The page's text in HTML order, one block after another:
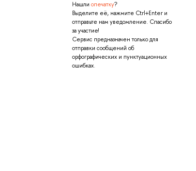
Нашли опечатку?
Выделите её, нажмите Ctrl+Enter и
отправьте нам уведомление. Спасибо
за участие!
Сервис предназначен только для
отправки сообщений об
орфографических и пунктуационных
ошибках.